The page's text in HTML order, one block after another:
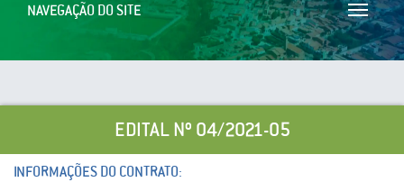
Toggle
NAVEGAÇÃO DO SITE
EDITAL Nº 04/2021-05
INFORMAÇÕES DO CONTRATO: